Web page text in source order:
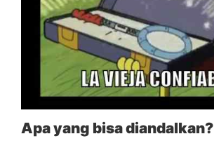
Apa yang bisa diandalkan?